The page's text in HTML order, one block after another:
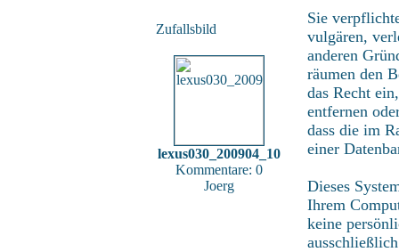
Zufallsbild
lexus030_200904_10
Kommentare: 0
Joerg
Sie
vulgären,
anderen
räumen den
das Recht
entfernen
dass die im
einer
Dieses
Ihrem
keine